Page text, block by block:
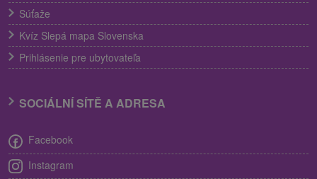
Súťaže
Kvíz Slepá mapa Slovenska
Prihlásenie pre ubytovateľa
SOCIÁLNÍ SÍTĚ A ADRESA
Facebook
Instagram